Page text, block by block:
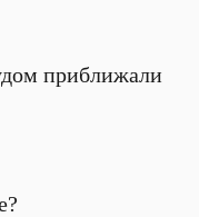
приближали